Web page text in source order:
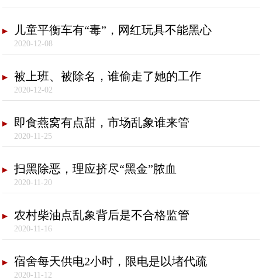
儿童平衡车有“毒”，网红玩具不能黑心
2020-12-08
被上班、被除名，谁偷走了她的工作
2020-12-02
即食燕窝有点甜，市场乱象谁来管
2020-11-25
扫黑除恶，理应挤尽“黑金”脓血
2020-11-20
农村柴油点乱象背后是不合格监管
2020-11-16
宿舍每天供电2小时，限电是以堵代疏
2020-11-12